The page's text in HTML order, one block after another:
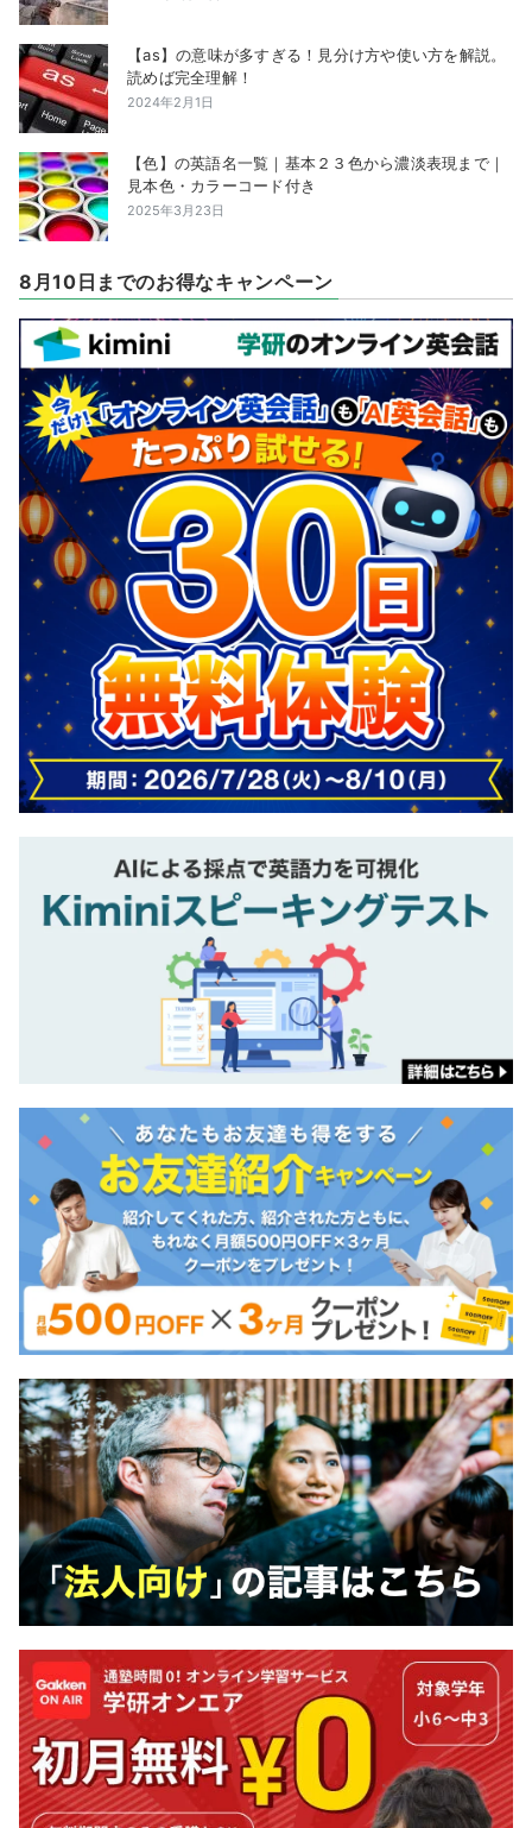
【as】の意味が多すぎる！見分け方や使い方を解説。
読めば完全理解！
2024年2月1日
【色】の英語名一覧｜基本２３色から濃淡表現まで｜
見本色・カラーコード付き
2025年3月23日
8月10日までのお得なキャンペーン